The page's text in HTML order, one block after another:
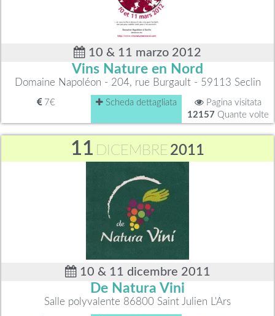
10 & 11 marzo 2012
Vins Nature en Nord
Domaine Napoléon - 204, rue Burgault - 59113 Seclin
7€ Scheda dettagliata
Pagina visitata
12157 Quante volte
11 DICEMBRE 2011
10 & 11 dicembre 2011
De Natura Vini
Salle polyvalente 86800 Saint Julien L'Ars